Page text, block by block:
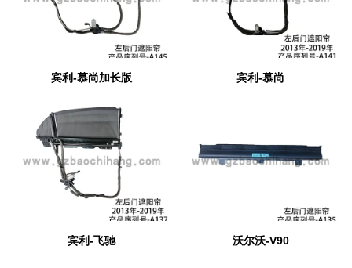
宾利-慕尚加长版 宾利-慕尚
宾利-飞驰 沃尔沃-V90